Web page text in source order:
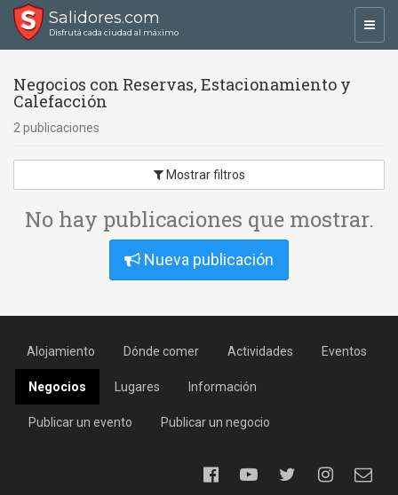
Salidores.com
Disfrutá cada ciudad al máximo
Negocios con Reservas, Estacionamiento y
Calefacción
2 publicaciones
Mostrar filtros
No hay publicaciones que mostrar.
Nueva publicación
Alojamiento Dónde comer Actividades Eventos
Negocios Lugares Información
Publicar un evento Publicar un negocio